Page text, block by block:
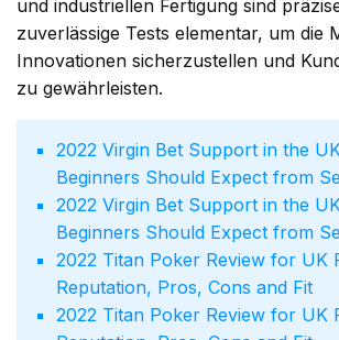
und industriellen Fertigung sind
zuverlässige Tests elementar, um die
Innovationen sicherzustellen und
zu gewährleisten.
Virgin Bet Support in the
Beginners Should Expect from
Virgin Bet Support in the
Beginners Should Expect from
Titan Poker Review for UK
Reputation, Pros, Cons and Fit
Titan Poker Review for UK